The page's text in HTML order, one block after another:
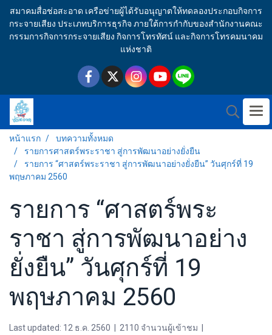
สมาคมสื่อช่อสะอาด เครือข่ายผู้ได้รับอนุญาตให้ทดลองประกอบกิจการ
กระจายเสียง ประเภทบริการธุรกิจ ภายใต้การกำกับของสำนักงานคณะ
กรรมการกิจการกระจายเสียง กิจการโทรทัศน์ และกิจการโทรคมนาคม
แห่งชาติ
หน้าแรก
บทความทั้งหมด
รายการศาสตร์พระราชา สู่การพัฒนาอย่างยั่งยืน
รายการ “ศาสตร์พระราชา สู่การพัฒนาอย่างยั่งยืน” วันศุกร์ที่ 19
พฤษภาคม 2560
รายการ “ศาสตร์พระ
ราชา สู่การพัฒนาอย่าง
ยั่งยืน” วันศุกร์ที่ 19
พฤษภาคม 2560
Last updated: 12 ธ.ค. 2560 2110 จำนวนผู้เข้าชม